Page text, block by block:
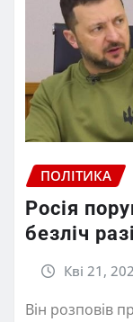
ПОЛІТИКА
Росія
безліч
Кві 21,
Він розповів